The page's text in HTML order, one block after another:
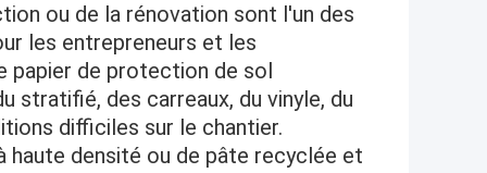
ou de la rénovation sont l'un des
les entrepreneurs et les
papier de protection de sol
stratifié, des carreaux, du vinyle, du
difficiles sur le chantier.
densité ou de pâte recyclée et